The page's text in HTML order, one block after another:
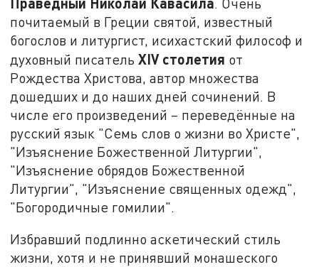
почитаемый в Греции святой, известный
богослов и литургист, исихастский философ и
духовный писательXIVстолетия от
Рождества Христова, автор множества
дошедших и до наших дней сочинений. В
числе его произведений – переведённые на
русский язык "Семь слов о жизни во Христе",
"Изъяснение Божественной Литургии",
"Изъяснение обрядов Божественной
Литургии", "Изъяснение священных одежд",
"Богородичные гомилии".
Избравший подлинно аскетический стиль
жизни, хотя и не принявший монашеского